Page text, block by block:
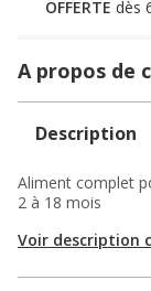
OFFERTE dès
A propos de
Description
Aliment complet
2 à 18 mois
Voir description